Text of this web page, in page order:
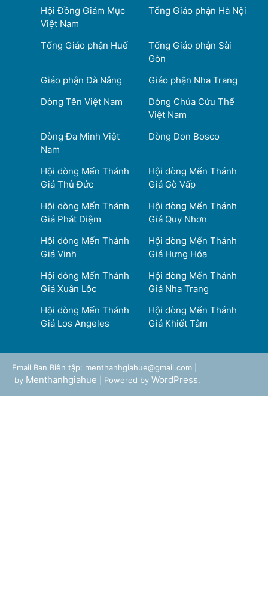
Hội Đồng Giám Mục
Việt Nam
Tổng Giáo phận Hà Nội
Tổng Giáo phận Huế
Tổng Giáo phận Sài
Gòn
Giáo phận Đà Nẵng
Giáo phận Nha Trang
Dòng Tên Việt Nam
Dòng Chúa Cứu Thế
Việt Nam
Dòng Đa Minh Việt
Nam
Dòng Don Bosco
Hội dòng Mến Thánh
Giá Thủ Đức
Hội dòng Mến Thánh
Giá Gò Vấp
Hội dòng Mến Thánh
Giá Phát Diệm
Hội dòng Mến Thánh
Giá Quy Nhơn
Hội dòng Mến Thánh
Giá Vinh
Hội dòng Mến Thánh
Giá Hưng Hóa
Hội dòng Mến Thánh
Giá Xuân Lộc
Hội dòng Mến Thánh
Giá Nha Trang
Hội dòng Mến Thánh
Giá Los Angeles
Hội dòng Mến Thánh
Giá Khiết Tâm
Email Ban Biên tập: menthanhgiahue@gmail.com |
by Menthanhgiahue | Powered by WordPress.